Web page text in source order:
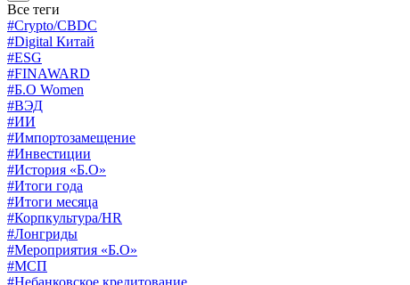
Все теги
#Crypto/CBDC
#Digital Китай
#ESG
#FINAWARD
#Б.О Women
#ВЭД
#ИИ
#Импортозамещение
#Инвестиции
#История «Б.О»
#Итоги года
#Итоги месяца
#Корпкультура/HR
#Лонгриды
#Мероприятия «Б.О»
#МСП
#Небанковское кредитование